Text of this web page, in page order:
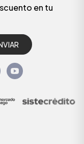
en tu